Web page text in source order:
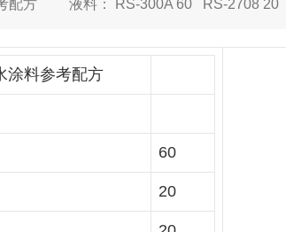
配方 液料： RS-300A 60 RS-2708
料参考配方
60
20